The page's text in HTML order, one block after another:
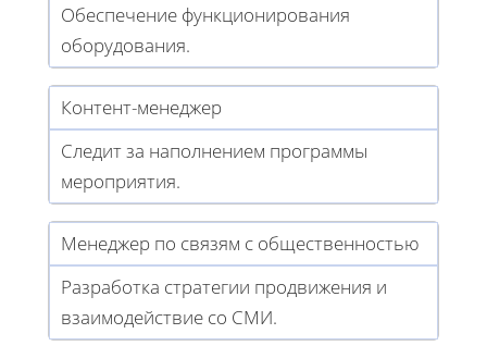
Обеспечение функционирования
оборудования.
Контент-менеджер
Следит за наполнением программы
мероприятия.
Менеджер по связям с общественностью
Разработка стратегии продвижения и
взаимодействие со СМИ.